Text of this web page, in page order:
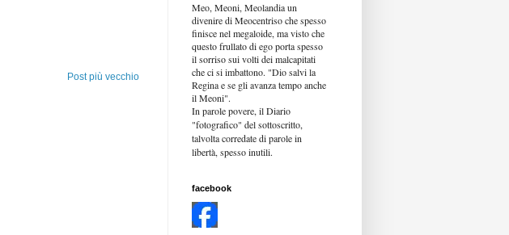
Post più vecchio
Meo, Meoni, Meolandia un
divenire di Meocentriso che spesso
finisce nel megaloide, ma visto che
questo frullato di ego porta spesso
il sorriso sui volti dei malcapitati
che ci si imbattono. "Dio salvi la
Regina e se gli avanza tempo anche
il Meoni".
In parole povere, il Diario
"fotografico" del sottoscritto,
talvolta corredate di parole in
libertà, spesso inutili.
facebook